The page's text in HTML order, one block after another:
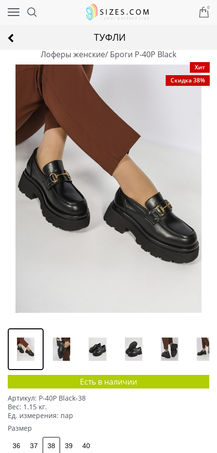
0
ТУФЛИ
Лоферы женские/ Броги P-40P Black
Хит
Скидка 38%
Есть в наличии
Артикул: P-40P Black-38
Вес: 1.15 кг.
Ед. измерения: пар
Размер
36 37 38 39 40